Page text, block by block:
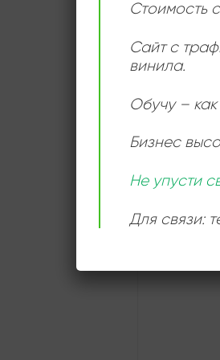
Стоимость
Сайт с
винила.
Обучу – как
Бизнес
Не упусти
Для связи: